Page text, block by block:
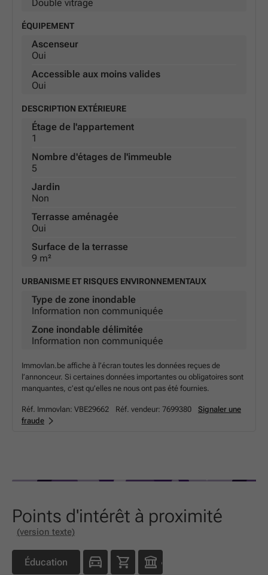
Double vitrage
ÉQUIPEMENT
Ascenseur
Oui
Accessible aux moins valides
Oui
DESCRIPTION EXTÉRIEURE
Étage de l'appartement
1
Nombre d'étages de l'immeuble
5
Jardin
Non
Terrasse aménagée
Oui
Surface de la terrasse
9 m²
URBANISME ET RISQUES ENVIRONNEMENTAUX
Type de zone inondable
Information non communiquée
Zone inondable délimitée
Information non communiquée
Immovlan.be affiche à l’écran toutes les données reçues de
l’annonceur. Si certaines données importantes ou obligatoires sont
manquantes, c’est qu’elles ne nous ont pas été fournies.
Réf. Immovlan: VBE29662 Réf. vendeur: 7699380
Signaler une
fraude
Points d'intérêt à proximité
(version texte)
Éducation